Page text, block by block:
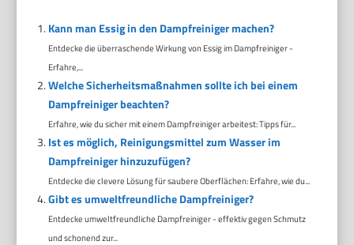
Kann man Essig in den Dampfreiniger machen?
Entdecke die überraschende Wirkung von Essig im Dampfreiniger -
Erfahre,...
Welche Sicherheitsmaßnahmen sollte ich bei einem
Dampfreiniger beachten?
Erfahre, wie du sicher mit einem Dampfreiniger arbeitest: Tipps für...
Ist es möglich, Reinigungsmittel zum Wasser im
Dampfreiniger hinzuzufügen?
Entdecke die clevere Lösung für saubere Oberflächen: Erfahre, wie du...
Gibt es umweltfreundliche Dampfreiniger?
Entdecke umweltfreundliche Dampfreiniger - effektiv gegen Schmutz
und schonend zur...